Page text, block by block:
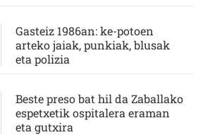
Gasteiz 1986an: ke-potoen
arteko jaiak, punkiak, blusak
eta polizia
Beste preso bat hil da Zaballako
espetxetik ospitalera eraman
eta gutxira